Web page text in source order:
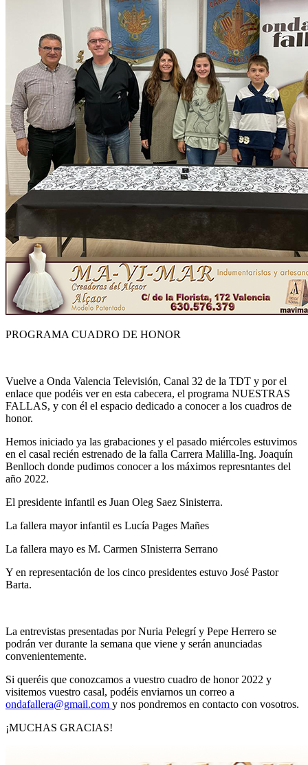
PROGRAMA CUADRO DE HONOR
Vuelve a Onda Valencia Televisión, Canal 32 de la TDT y por el
enlace que podéis ver en esta cabecera, el programa NUESTRAS
FALLAS, y con él el espacio dedicado a conocer a los cuadros de
honor.
Hemos iniciado ya las grabaciones y el pasado miércoles estuvimos
en el casal recién estrenado de la falla Carrera Malilla-Ing. Joaquín
Benlloch donde pudimos conocer a los máximos represntantes del
año 2022.
El presidente infantil es Juan Oleg Saez Sinisterra.
La fallera mayor infantil es Lucía Pages Mañes
La fallera mayo es M. Carmen SInisterra Serrano
Y en representación de los cinco presidentes estuvo José Pastor
Barta.
La entrevistas presentadas por Nuria Pelegrí y Pepe Herrero se
podrán ver durante la semana que viene y serán anunciadas
convenientemente.
Si queréis que conozcamos a vuestro cuadro de honor 2022 y
visitemos vuestro casal, podéis enviarnos un correo a
ondafallera@gmail.com y nos pondremos en contacto con vosotros.
¡MUCHAS GRACIAS!